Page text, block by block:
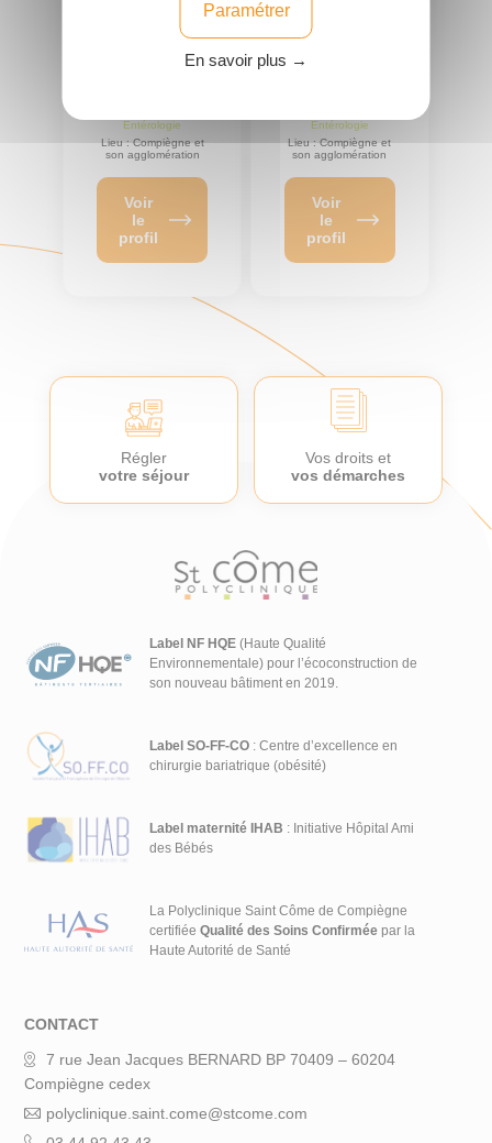
Docteur
Bruno
Entérologie
Lieu : Compiègne et
son agglomération
Voir
le
profil
Docteur
Virginie
Entérologie
Lieu : Compiègne et
son agglomération
Voir
le
profil
Régler
votre séjour
Vos droits et
vos démarches
Label NF HQE (Haute Qualité
Environnementale) pour l’écoconstruction de
son nouveau bâtiment en 2019.
Label SO-FF-CO : Centre d’excellence en
chirurgie bariatrique (obésité)
Label maternité IHAB : Initiative Hôpital Ami
des Bébés
La Polyclinique Saint Côme de Compiègne
certifiéeQualité des Soins Confirmée par la
Haute Autorité de Santé
CONTACT
7 rue Jean Jacques BERNARD BP 70409 – 60204
Compiègne cedex
polyclinique.saint.come@stcome.com
Paramétrer
En savoir plus →